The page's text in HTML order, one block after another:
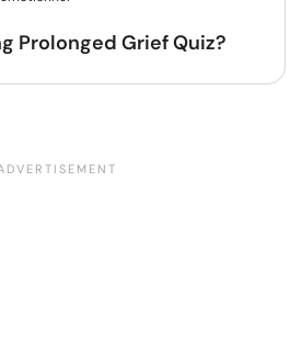
Prolonged Grief Quiz?